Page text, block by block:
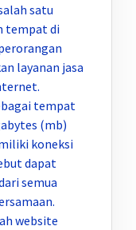
satu
tempat di
layanan jasa
tempat
(mb)
koneksi
dapat
semua
website